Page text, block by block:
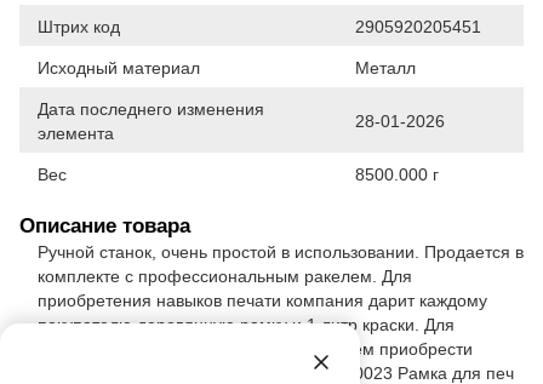
Штрих код 2905920205451
Исходный материал Металл
Дата последнего изменения
элемента
28-01-2026
Вес 8500.000 г
Описание товара
Ручной станок, очень простой в использовании. Продается в
комплекте с профессиональным ракелем. Для
приобретения навыков печати компания дарит каждому
покупателю деревянную рамку и 1 литр краски. Для
профессиональной работы, рекомендуем приобрести
алюминиевую рамку. Например #1306-0023 Рамка для печ